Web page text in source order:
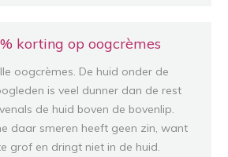
korting op oogcrèmes
oogcrèmes. De huid onder de
is veel dunner dan de rest
de huid boven de bovenlip.
daar smeren heeft geen zin, want
grof en dringt niet in de huid.